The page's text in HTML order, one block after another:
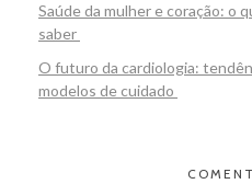
Saúde da mulher e coração: o
saber
O futuro da cardiologia:
modelos de cuidado